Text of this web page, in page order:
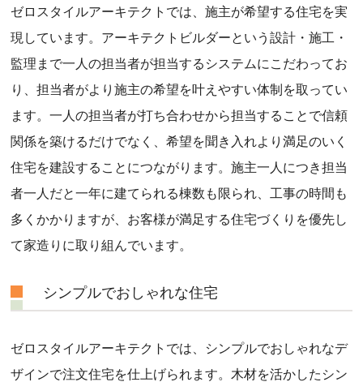
ゼロスタイルアーキテクトでは、施主が希望する住宅を実
現しています。アーキテクトビルダーという設計・施工・
監理まで一人の担当者が担当するシステムにこだわってお
り、担当者がより施主の希望を叶えやすい体制を取ってい
ます。一人の担当者が打ち合わせから担当することで信頼
関係を築けるだけでなく、希望を聞き入れより満足のいく
住宅を建設することにつながります。施主一人につき担当
者一人だと一年に建てられる棟数も限られ、工事の時間も
多くかかりますが、お客様が満足する住宅づくりを優先し
て家造りに取り組んでいます。
シンプルでおしゃれな住宅
ゼロスタイルアーキテクトでは、シンプルでおしゃれなデ
ザインで注文住宅を仕上げられます。木材を活かしたシン